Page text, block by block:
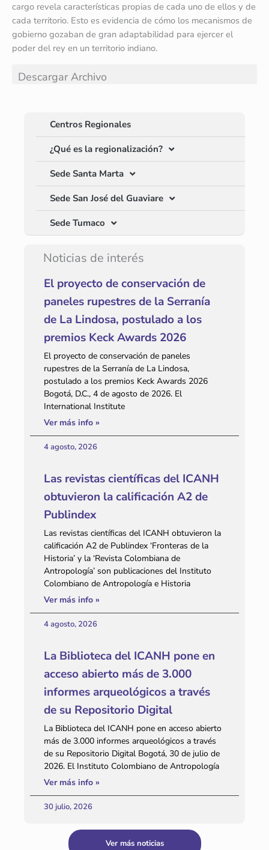
Centros Regionales
¿Qué es la regionalización?
Sede Santa Marta
Sede San José del Guaviare
Sede Tumaco
Noticias de interés
El proyecto de conservación de
paneles rupestres de la Serranía
de La Lindosa, postulado a los
premios Keck Awards 2026
El proyecto de conservación de paneles
rupestres de la Serranía de La Lindosa,
postulado a los premios Keck Awards 2026
Bogotá, D.C., 4 de agosto de 2026. El
International Institute
Ver más info »
4 agosto, 2026
Las revistas científicas del ICANH
obtuvieron la calificación A2 de
Publindex
Las revistas científicas del ICANH obtuvieron la
calificación A2 de Publindex ‘Fronteras de la
Historia’ y la ‘Revista Colombiana de
Antropología’ son publicaciones del Instituto
Colombiano de Antropología e Historia
Ver más info »
4 agosto, 2026
La Biblioteca del ICANH pone en
acceso abierto más de 3.000
informes arqueológicos a través
de su Repositorio Digital
La Biblioteca del ICANH pone en acceso abierto
más de 3.000 informes arqueológicos a través
de su Repositorio Digital Bogotá, 30 de julio de
2026. El Instituto Colombiano de Antropología
Ver más info »
30 julio, 2026
Ver más noticias
cargo revela características propias de cada uno de ellos y de
cada territorio. Esto es evidencia de cómo los mecanismos de
gobierno gozaban de gran adaptabilidad para ejercer el
poder del rey en un territorio indiano.
Descargar Archivo